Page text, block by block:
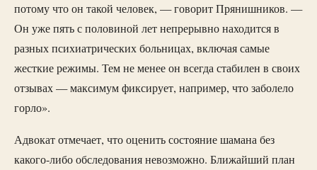
потому что он такой человек, — говорит Прянишников. —
Он уже пять с половиной лет непрерывно находится в
разных психиатрических больницах, включая самые
жесткие режимы. Тем не менее он всегда стабилен в своих
отзывах — максимум фиксирует, например, что заболело
горло».
Адвокат отмечает, что оценить состояние шамана без
какого-либо обследования невозможно. Ближайший план